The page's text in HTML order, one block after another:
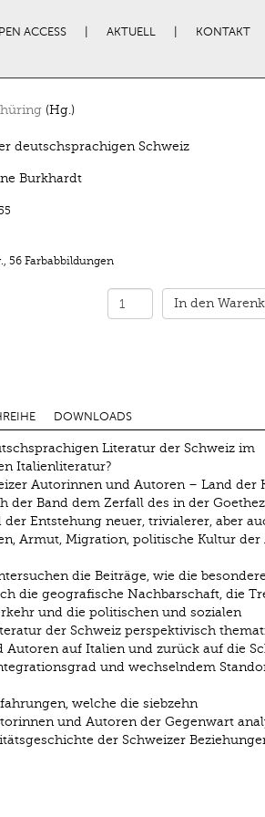
ACCESS AKTUELL KONTAKT
(Hg.)
deutschsprachigen Schweiz
Burkhardt
, 56 Farbabbildungen
In den
DOWNLOADS
Literatur der Schweiz im
Italienliteratur?
Autorinnen und Autoren – Land der
der Band dem Zerfall des in der
Entstehung neuer, trivialerer, aber
Armut, Migration, politische Kultur der
die Beiträge, wie die
die geografische Nachbarschaft, die
und die politischen und sozialen
der Schweiz perspektivisch
auf Italien und zurück auf die
und wechselndem
welche die siebzehn
und Autoren der Gegenwart
der Schweizer